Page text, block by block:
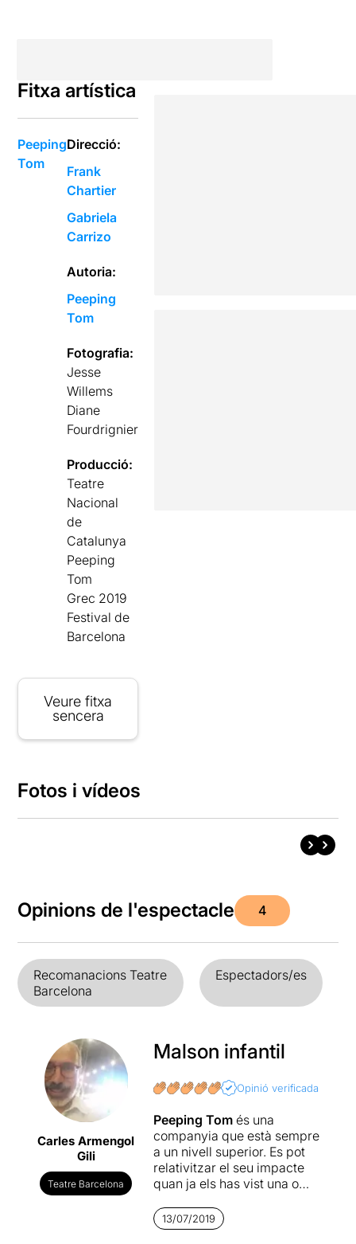
Fitxa artística
Peeping
Tom
Direcció:
Frank
Chartier
Gabriela
Carrizo
Autoria:
Peeping
Tom
Fotografia:
Jesse
Willems
Diane
Fourdrignier
Producció:
Teatre
Nacional
de
Catalunya
Peeping
Tom
Grec 2019
Festival de
Barcelona
Veure fitxa
sencera
Fotos i vídeos
Opinions de l'espectacle 4
Recomanacions Teatre
Barcelona
Espectadors/es
Carles Armengol
Gili
Teatre Barcelona
Malson infantil
Opinió verificada
Peeping Tomés una
companyia que està sempre
a un nivell superior. Es pot
relativitzar el seu impacte
quan ja els has vist una o
comparar els seus
espectacles, es pot criticar o
13/07/2019